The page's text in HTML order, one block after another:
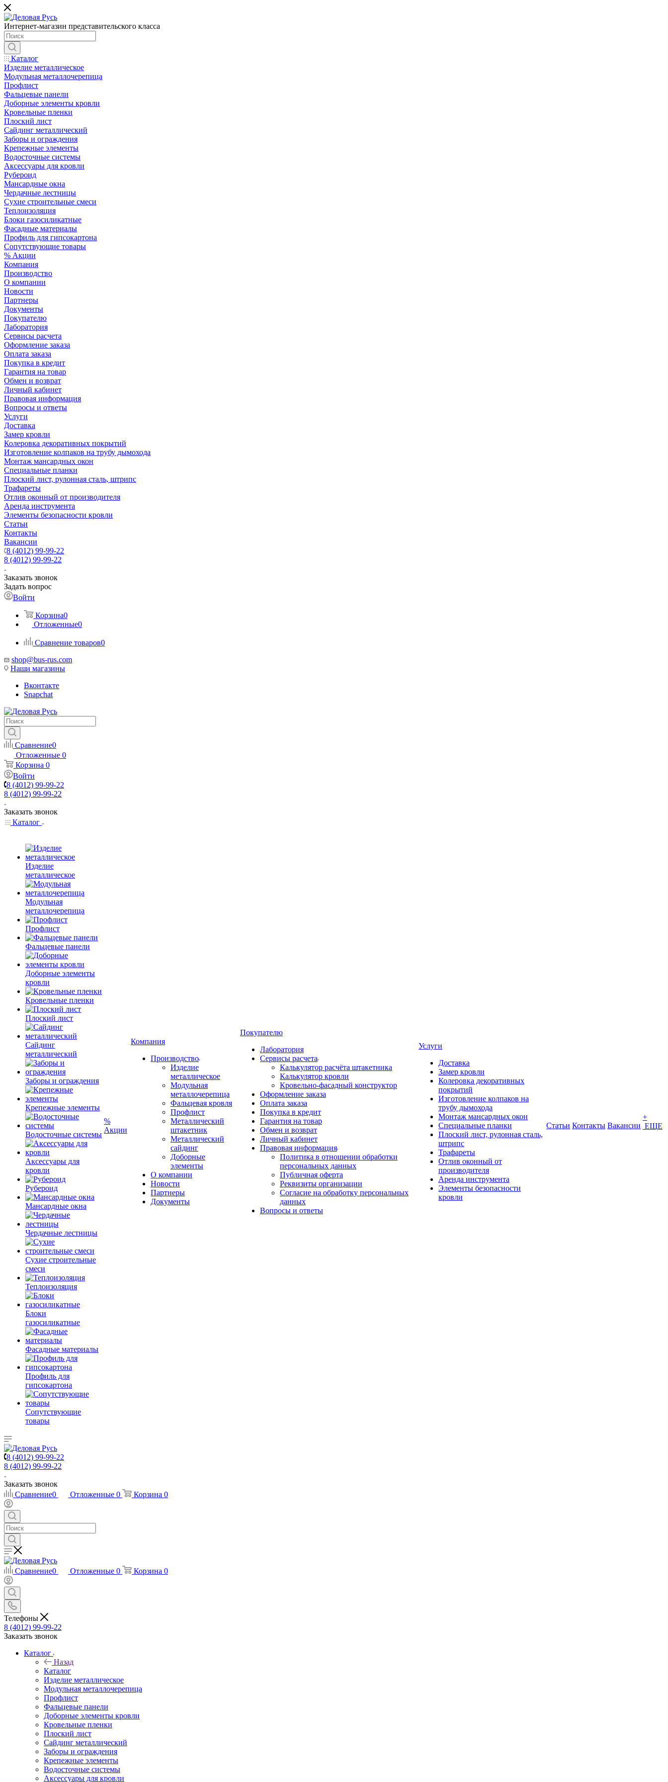
Интернет-магазин представительского класса
Каталог
Изделие металлическое
Модульная металлочерепица
Профлист
Фальцевые панели
Доборные элементы кровли
Кровельные пленки
Плоский лист
Сайдинг металлический
Заборы и ограждения
Крепежные элементы
Водосточные системы
Аксессуары для кровли
Рубероид
Мансардные окна
Чердачные лестницы
Сухие строительные смеси
Теплоизоляция
Блоки газосиликатные
Фасадные материалы
Профиль для гипсокартона
Сопутствующие товары
% Акции
Компания
Производство
О компании
Новости
Партнеры
Документы
Покупателю
Лаборатория
Сервисы расчета
Оформление заказа
Оплата заказа
Покупка в кредит
Гарантия на товар
Обмен и возврат
Личный кабинет
Правовая информация
Вопросы и ответы
Услуги
Доставка
Замер кровли
Колеровка декоративных покрытий
Изготовление колпаков на трубу дымохода
Монтаж мансардных окон
Специальные планки
Плоский лист, рулонная сталь, штрипс
Трафареты
Отлив оконный от производителя
Аренда инструмента
Элементы безопасности кровли
Статьи
Контакты
Вакансии
8 (4012) 99-99-22
8 (4012) 99-99-22
Заказать звонок
Задать вопрос
Войти
Корзина0
Отложенные0
Сравнение товаров0
shop@bus-rus.com
Наши магазины
Вконтакте
Snapchat
Сравнение0
Отложенные 0
Корзина 0
Войти
8 (4012) 99-99-22
8 (4012) 99-99-22
Заказать звонок
Каталог
Изделие
металлическое
Модульная
металлочерепица
Профлист
Фальцевые панели
Доборные элементы
кровли
Кровельные пленки
Плоский лист
Сайдинг
металлический
Заборы и ограждения
Крепежные элементы
Водосточные системы
Аксессуары для
кровли
Рубероид
Мансардные окна
Чердачные лестницы
Сухие строительные
смеси
Теплоизоляция
Блоки
газосиликатные
Фасадные материалы
Профиль для
гипсокартона
Сопутствующие
товары
%
Акции
Компания
Производство
Изделие
металлическое
Модульная
металлочерепица
Фальцевая кровля
Профлист
Металлический
штакетник
Металлический
сайдинг
Доборные
элементы
О компании
Новости
Партнеры
Документы
Покупателю
Лаборатория
Сервисы расчета
Калькулятор расчёта штакетника
Калькулятор кровли
Кровельно-фасадный конструктор
Оформление заказа
Оплата заказа
Покупка в кредит
Гарантия на товар
Обмен и возврат
Личный кабинет
Правовая информация
Политика в отношении обработки
персональных данных
Публичная оферта
Реквизиты организации
Согласие на обработку персональных
данных
Вопросы и ответы
Услуги
Доставка
Замер кровли
Колеровка декоративных
покрытий
Изготовление колпаков на
трубу дымохода
Монтаж мансардных окон
Специальные планки
Плоский лист, рулонная сталь,
штрипс
Трафареты
Отлив оконный от
производителя
Аренда инструмента
Элементы безопасности
кровли
Статьи Контакты Вакансии
+
ЕЩЕ
8 (4012) 99-99-22
8 (4012) 99-99-22
Заказать звонок
Сравнение0 Отложенные 0 Корзина 0
Сравнение0 Отложенные 0 Корзина 0
Телефоны
8 (4012) 99-99-22
Заказать звонок
Каталог
Назад
Каталог
Изделие металлическое
Модульная металлочерепица
Профлист
Фальцевые панели
Доборные элементы кровли
Кровельные пленки
Плоский лист
Сайдинг металлический
Заборы и ограждения
Крепежные элементы
Водосточные системы
Аксессуары для кровли